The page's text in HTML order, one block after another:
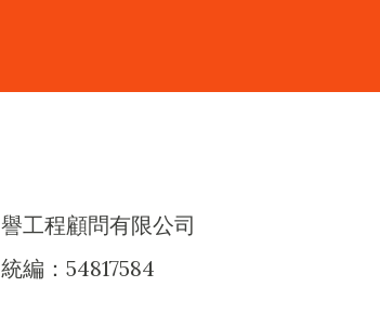
譽工程顧問有限公司
統編：54817584